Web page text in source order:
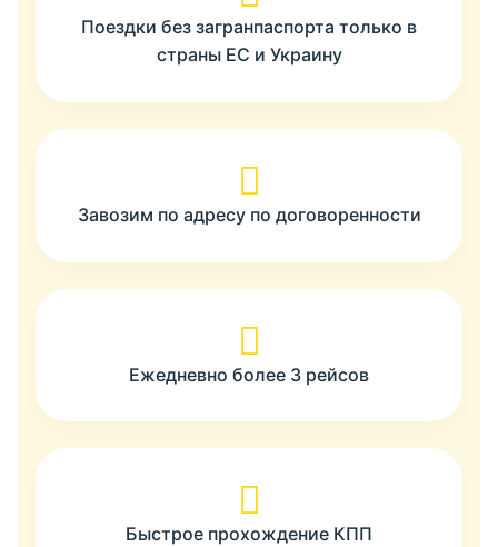
Поездки без загранпаспорта только в
страны ЕС и Украину
Завозим по адресу по договоренности
Ежедневно более 3 рейсов
Быстрое прохождение КПП